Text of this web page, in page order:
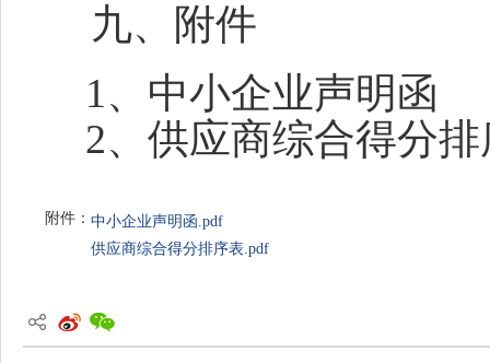
九、附件
1、中小企
2、供应商综合得分
附件： 中小企业声明函.pdf
供应商综合得分排序表.pdf